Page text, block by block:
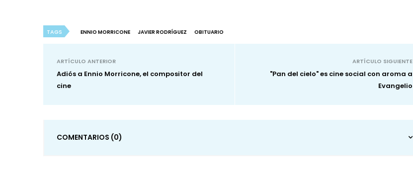
TAGS ENNIO MORRICONE JAVIER RODRÍGUEZ OBITUARIO
ARTÍCULO ANTERIOR
Adiós a Ennio Morricone, el compositor del
cine
ARTÍCULO SIGUIENTE
"Pan del cielo" es cine social con aroma a
Evangelio
COMENTARIOS (0)